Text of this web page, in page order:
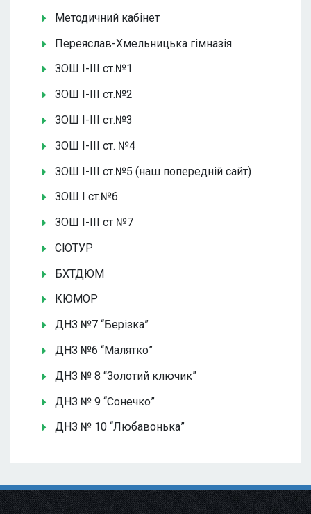
Методичний кабінет
Переяслав-Хмельницька гімназія
ЗОШ І-ІІІ ст.№1
ЗОШ І-ІІІ ст.№2
ЗОШ І-ІІІ ст.№3
ЗОШ І-ІІІ ст. №4
ЗОШ І-ІІІ ст.№5 (наш попередній сайт)
ЗОШ І ст.№6
ЗОШ І-ІІІ ст №7
СЮТУР
БХТДЮМ
КЮМОР
ДНЗ №7 “Берізка”
ДНЗ №6 “Малятко”
ДНЗ № 8 “Золотий ключик”
ДНЗ № 9 “Сонечко”
ДНЗ № 10 “Любавонька”